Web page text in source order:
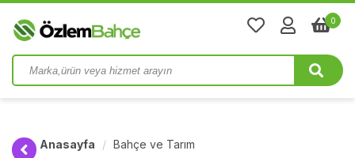
0
Anasayfa Bahçe ve Tarım